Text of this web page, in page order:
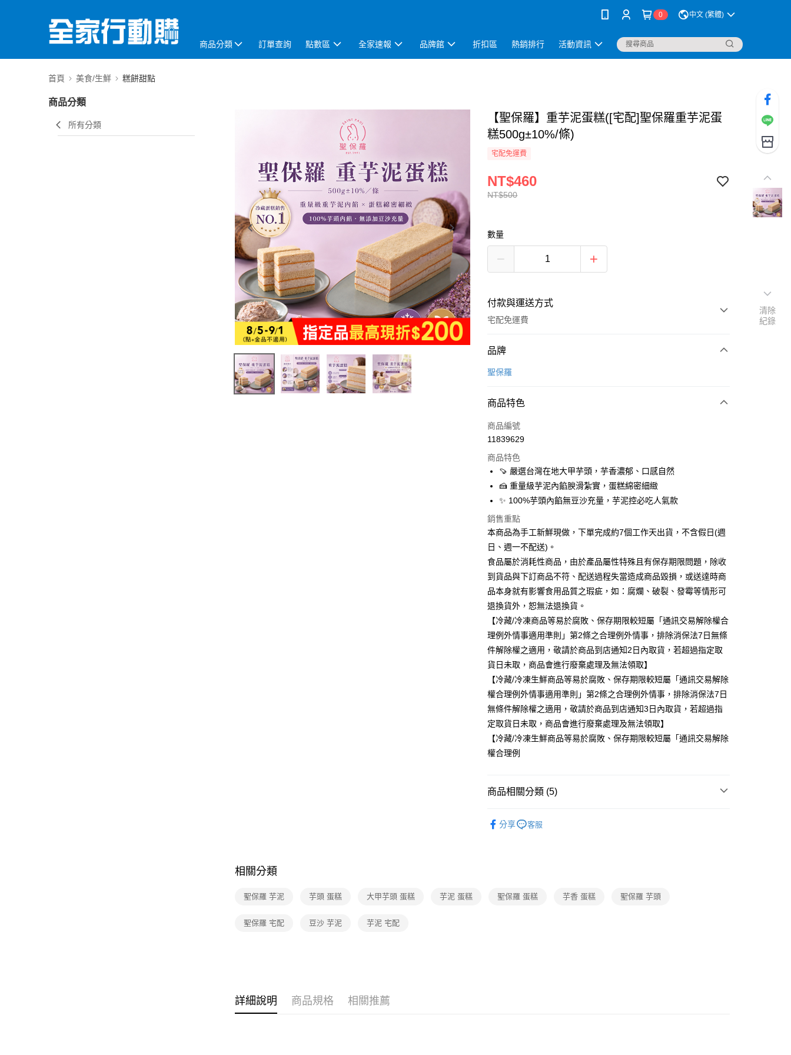
0 中文 (繁體)
商品分類 訂單查詢 點數區 全家速報 品牌館 折扣區 熱銷排行 活動資訊
首頁 美食/生鮮 糕餅甜點
商品分類
所有分類
【聖保羅】重芋泥蛋糕([宅配]聖保羅重芋泥蛋
糕500g±10%/條)
宅配免運費
NT$500
NT$460
數量
付款與運送方式
宅配免運費
付款方式
全家線上支付
運送方式
離島宅配-冷藏商品
冷藏本島宅配
免運費
品牌
聖保羅
商品特色
商品編號
11839629
商品特色
🍠 嚴選台灣在地大甲芋頭，芋香濃郁、口感自然
🍰 重量級芋泥內餡腴滑紮實，蛋糕綿密細緻
✨ 100%芋頭內餡無豆沙充量，芋泥控必吃人氣款
銷售重點
本商品為手工新鮮現做，下單完成約7個工作天出貨，不含假日(週
日、週一不配送)。
食品屬於消耗性商品，由於產品屬性特殊且有保存期限問題，除收
到貨品與下訂商品不符、配送過程失當造成商品毀損，或送達時商
品本身就有影響食用品質之瑕疵，如：腐爛、破裂、發霉等情形可
退換貨外，恕無法退換貨。
【冷藏/冷凍商品等易於腐敗、保存期限較短屬「通訊交易解除權合
理例外情事適用準則」第2條之合理例外情事，排除消保法7日無條
件解除權之適用，敬請於商品到店通知2日內取貨，若超過指定取
貨日未取，商品會進行廢棄處理及無法領取】
【冷藏/冷凍生鮮商品等易於腐敗、保存期限較短屬「通訊交易解除
權合理例外情事適用準則」第2條之合理例外情事，排除消保法7日
無條件解除權之適用，敬請於商品到店通知3日內取貨，若超過指
定取貨日未取，商品會進行廢棄處理及無法領取】
【冷藏/冷凍生鮮商品等易於腐敗、保存期限較短屬「通訊交易解除
權合理例
商品相關分類 (5)
❚本月主打 月圓好食光 禮月中秋-月餅/水果禮盒
分享 客服
相關分類
聖保羅 芋泥 芋頭 蛋糕 大甲芋頭 蛋糕 芋泥 蛋糕 聖保羅 蛋糕 芋香 蛋糕 聖保羅 芋頭
聖保羅 宅配 豆沙 芋泥 芋泥 宅配
詳細說明 商品規格 相關推薦
清除
紀錄